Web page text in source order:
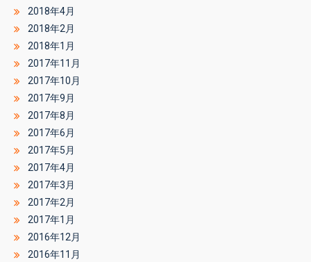
2018年4月
2018年2月
2018年1月
2017年11月
2017年10月
2017年9月
2017年8月
2017年6月
2017年5月
2017年4月
2017年3月
2017年2月
2017年1月
2016年12月
2016年11月